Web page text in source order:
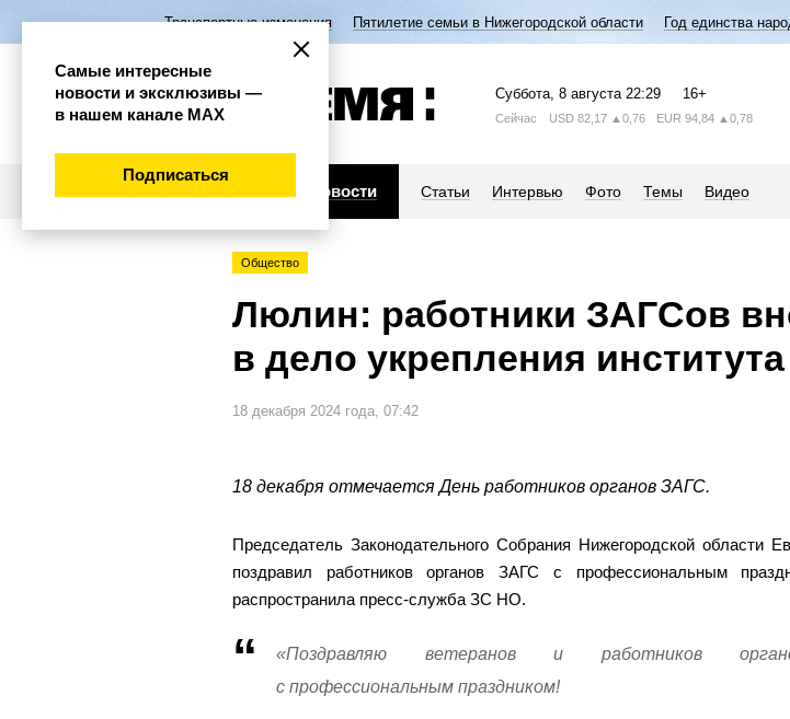
Транспортные изменения Пятилетие семьи в Нижегородской области Год единства
Суббота, 8 августа 22:29 16+
Сейчас USD 82,17 ▲0,76 EUR 94,84 ▲0,78
Новости Статьи Интервью Фото Темы Видео
Общество
Люлин: работники ЗАГСов
в дело укрепления
18 декабря 2024 года, 07:42
18 декабря отмечается День работников органов ЗАГС.
Председатель Законодательного Собрания Нижегородской области
поздравил работников органов ЗАГС с профессиональным
распространила пресс-служба ЗС НО.
«Поздравляю ветеранов и работников
с профессиональным праздником!
Самые интересные
новости и эксклюзивы —
в нашем канале МАХ
Подписаться